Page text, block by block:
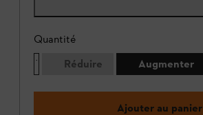
Quantité
Réduire
Augmenter
Ajouter au panier